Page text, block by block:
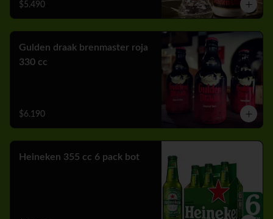
$5.490
Gulden draak brenmaster roja
330 cc
$6.190
Heineken 355 cc 6 pack bot